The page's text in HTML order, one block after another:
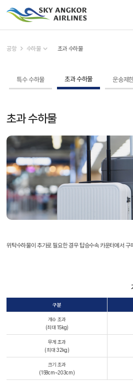
공항 수하물 초과 수하물
특수 수하물 초과 수하물 운송제
초과 수하물
위탁수하물이 추가로 필요한 경우 탑승수속 카운터에서 구
구분
개수 초과
(최대 15kg)
무게 초과
(최대 32kg)
크기 초과
(158cm~203cm)